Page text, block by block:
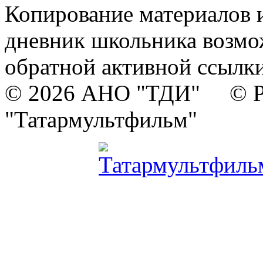
Копирование материалов
дневник школьника
обратной активной
© 2026 АНО "ТДИ" ©
"Татармультфильм"